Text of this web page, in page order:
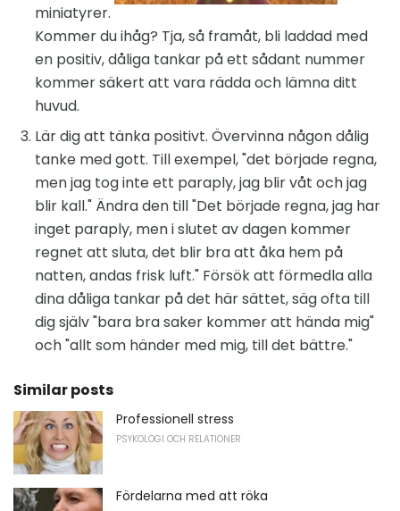
miniatyrer.
Kommer du ihåg? Tja, så framåt, bli laddad med
en positiv, dåliga tankar på ett sådant nummer
kommer säkert att vara rädda och lämna ditt
huvud.
Lär dig att tänka positivt. Övervinna någon dålig
tanke med gott. Till exempel, "det började regna,
men jag tog inte ett paraply, jag blir våt och jag
blir kall." Ändra den till "Det började regna, jag har
inget paraply, men i slutet av dagen kommer
regnet att sluta, det blir bra att åka hem på
natten, andas frisk luft." Försök att förmedla alla
dina dåliga tankar på det här sättet, säg ofta till
dig själv "bara bra saker kommer att hända mig"
och "allt som händer med mig, till det bättre."
Similar posts
Professionell stress
PSYKOLOGI OCH RELATIONER
Fördelarna med att röka